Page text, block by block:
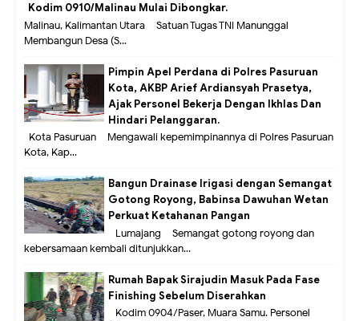
Kodim 0910/Malinau Mulai Dibongkar.
Malinau, Kalimantan Utara – Satuan Tugas TNI Manunggal
Membangun Desa (S...
Pimpin Apel Perdana di Polres Pasuruan
Kota, AKBP Arief Ardiansyah Prasetya,
Ajak Personel Bekerja Dengan Ikhlas Dan
Hindari Pelanggaran.
Kota Pasuruan – Mengawali kepemimpinannya di Polres Pasuruan
Kota, Kap...
Bangun Drainase Irigasi dengan Semangat
Gotong Royong, Babinsa Dawuhan Wetan
Perkuat Ketahanan Pangan
Lumajang – Semangat gotong royong dan
kebersamaan kembali ditunjukkan...
Rumah Bapak Sirajudin Masuk Pada Fase
Finishing Sebelum Diserahkan
Kodim 0904/Paser, Muara Samu. Personel